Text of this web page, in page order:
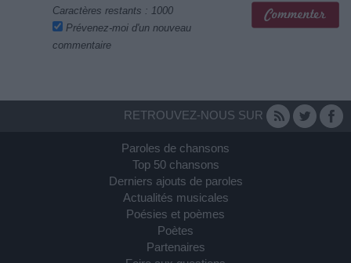
Caractères restants : 1000
Prévenez-moi d'un nouveau
commentaire
RETROUVEZ-NOUS SUR
Paroles de chansons
Top 50 chansons
Derniers ajouts de paroles
Actualités musicales
Poésies et poèmes
Poètes
Partenaires